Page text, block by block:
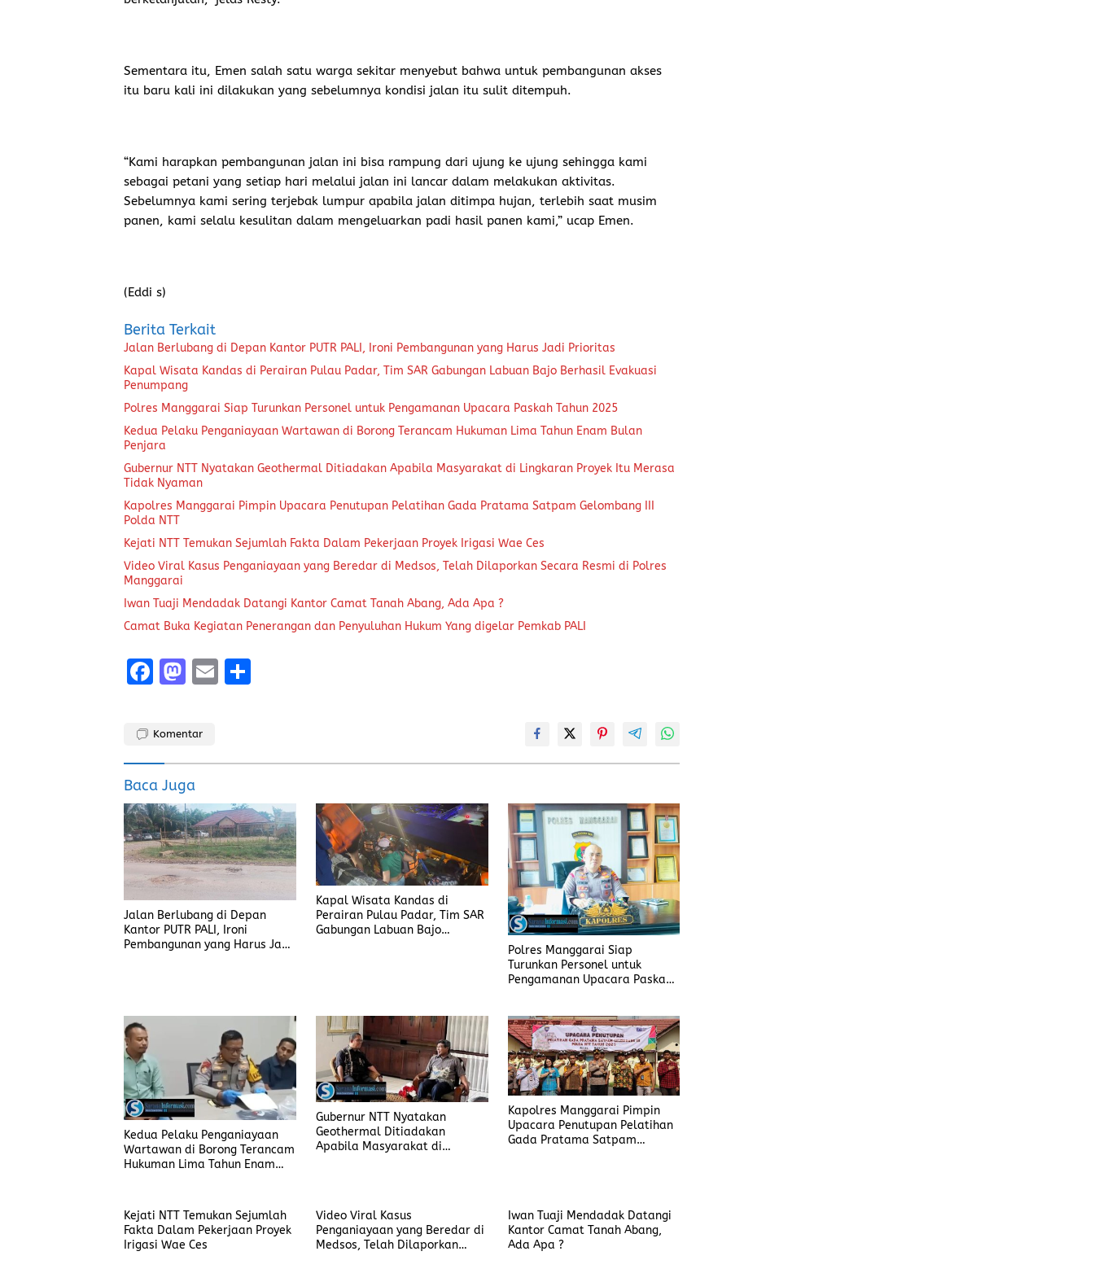
Sementara itu, Emen salah satu warga sekitar menyebut bahwa untuk pembangunan akses
itu baru kali ini dilakukan yang sebelumnya kondisi jalan itu sulit ditempuh.
“Kami harapkan pembangunan jalan ini bisa rampung dari ujung ke ujung sehingga kami
sebagai petani yang setiap hari melalui jalan ini lancar dalam melakukan aktivitas.
Sebelumnya kami sering terjebak lumpur apabila jalan ditimpa hujan, terlebih saat musim
panen, kami selalu kesulitan dalam mengeluarkan padi hasil panen kami,” ucap Emen.
(Eddi s)
Berita Terkait
Jalan Berlubang di Depan Kantor PUTR PALI, Ironi Pembangunan yang Harus Jadi Prioritas
Kapal Wisata Kandas di Perairan Pulau Padar, Tim SAR Gabungan Labuan Bajo Berhasil Evakuasi
Penumpang
Polres Manggarai Siap Turunkan Personel untuk Pengamanan Upacara Paskah Tahun 2025
Kedua Pelaku Penganiayaan Wartawan di Borong Terancam Hukuman Lima Tahun Enam Bulan
Penjara
Gubernur NTT Nyatakan Geothermal Ditiadakan Apabila Masyarakat di Lingkaran Proyek Itu Merasa
Tidak Nyaman
Kapolres Manggarai Pimpin Upacara Penutupan Pelatihan Gada Pratama Satpam Gelombang III
Polda NTT
Kejati NTT Temukan Sejumlah Fakta Dalam Pekerjaan Proyek Irigasi Wae Ces
Video Viral Kasus Penganiayaan yang Beredar di Medsos, Telah Dilaporkan Secara Resmi di Polres
Manggarai
Iwan Tuaji Mendadak Datangi Kantor Camat Tanah Abang, Ada Apa ?
Camat Buka Kegiatan Penerangan dan Penyuluhan Hukum Yang digelar Pemkab PALI
F
ce
o
o
k
M
st
d
o
n
E
Komentar
Baca Juga
Jalan Berlubang di Depan
Kantor PUTR PALI, Ironi
Pembangunan yang Harus Jadi
Kapal Wisata Kandas di
Perairan Pulau Padar, Tim SAR
Gabungan Labuan Bajo
Polres Manggarai Siap
Turunkan Personel untuk
Pengamanan Upacara Paskah
Kedua Pelaku Penganiayaan
Wartawan di Borong Terancam
Hukuman Lima Tahun Enam
Gubernur NTT Nyatakan
Geothermal Ditiadakan
Apabila Masyarakat di
Kapolres Manggarai Pimpin
Upacara Penutupan Pelatihan
Gada Pratama Satpam
Kejati NTT Temukan Sejumlah
Fakta Dalam Pekerjaan Proyek
Irigasi Wae Ces
Video Viral Kasus
Penganiayaan yang Beredar di
Medsos, Telah Dilaporkan
Iwan Tuaji Mendadak Datangi
Kantor Camat Tanah Abang,
Ada Apa ?